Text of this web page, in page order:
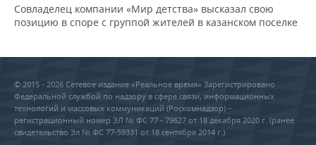
Совладелец компании «Мир детства» высказал свою
позицию в споре с группой жителей в казанском поселке
© 2015 - 2026 Сетевое издание «Реальное время» Зарегистрировано
Федеральной службой по надзору в сфере связи, информационных
технологий и массовых коммуникаций (Роскомнадзор) –
регистрационный номер ЭЛ № ФС 77 - 79627 от 18 декабря 2020 г. (ранее
свидетельство Эл № ФС 77-59331 от 18 сентября 2014 г.)